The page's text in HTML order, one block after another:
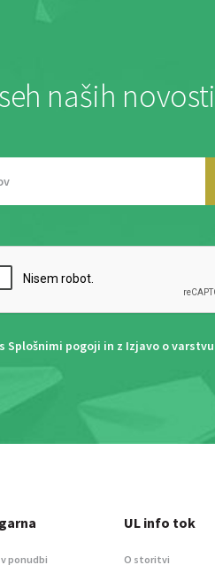
naših
Splošnimi pogoji in z Izjavo o
ponudbi
UL info tok
O storitvi